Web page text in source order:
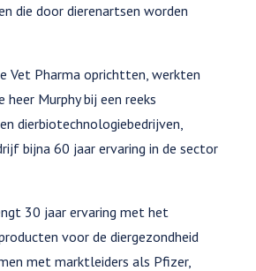
die door dierenartsen worden
Vet Pharma oprichtten, werkten
heer Murphy bij een reeks
dierbiotechnologiebedrijven,
bijna 60 jaar ervaring in de sector
30 jaar ervaring met het
voor de diergezondheid
met marktleiders als Pfizer,